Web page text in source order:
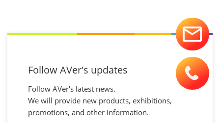
Follow AVer's updates
Follow AVer's latest news.
We will provide new products, exhibitions,
promotions, and other information.